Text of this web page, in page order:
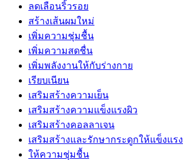
ลดเลือนริ้วรอย
สร้างเส้นผมใหม่
เพิ่มความชุ่มชื้น
เพิ่มความสดชื่น
เพิ่มพลังงานให้กับร่างกาย
เรียบเนียน
เสริมสร้างความเย็น
เสริมสร้างความแข็งแรงผิว
เสริมสร้างคอลลาเจน
เสริมสร้างและรักษากระดูกให้แข็งแรง
ให้ความชุ่มชื้น